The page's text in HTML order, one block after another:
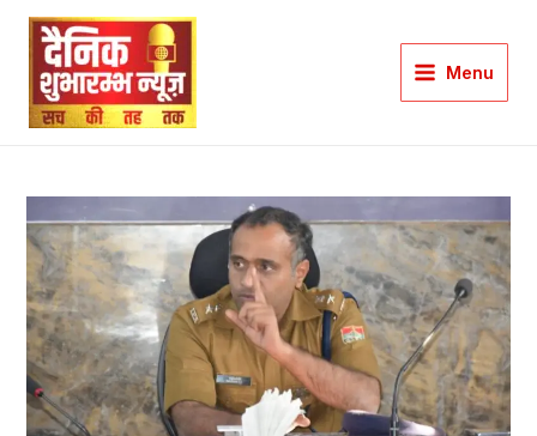
Skip
content
Main
Menu